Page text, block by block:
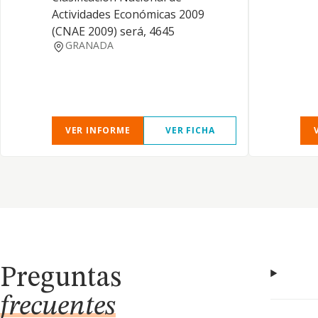
Actividades Económicas 2009
(CNAE 2009) será, 4645
GRANADA
VER INFORME VER FICHA
Preguntas
frecuentes